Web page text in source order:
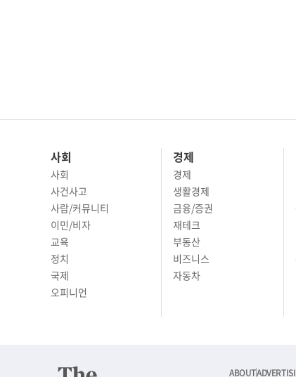
사회
사회
사건사고
사람/커뮤니티
이민/비자
교육
정치
국제
오피니언
경제
경제
생활경제
금융/증권
재테크
부동산
비즈니스
자동차
ABOUT